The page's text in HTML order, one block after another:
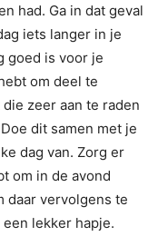
had. Ga in dat geval
iets langer in je
goed is voor je
om deel te
zeer aan te raden
dit samen met je
dag van. Zorg er
om in de avond
daar vervolgens te
lekker hapje.